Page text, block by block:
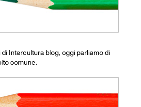
Intercultura blog, oggi parliamo di
comune.